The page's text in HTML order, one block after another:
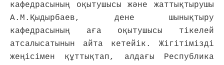
кафедрасының оқытушысы және жаттықтырушы
А.М.Қыдырбаев, дене шынықтыру
кафедрасының аға оқытушысы тікелей
атсалысатынын айта кетейік. Жігітімізді
жеңісімен құттықтап, алдағы Республика